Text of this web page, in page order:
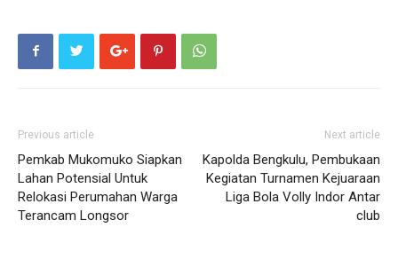
Previous article
Pemkab Mukomuko Siapkan
Lahan Potensial Untuk
Relokasi Perumahan Warga
Terancam Longsor
Next article
Kapolda Bengkulu, Pembukaan
Kegiatan Turnamen Kejuaraan
Liga Bola Volly Indor Antar
club